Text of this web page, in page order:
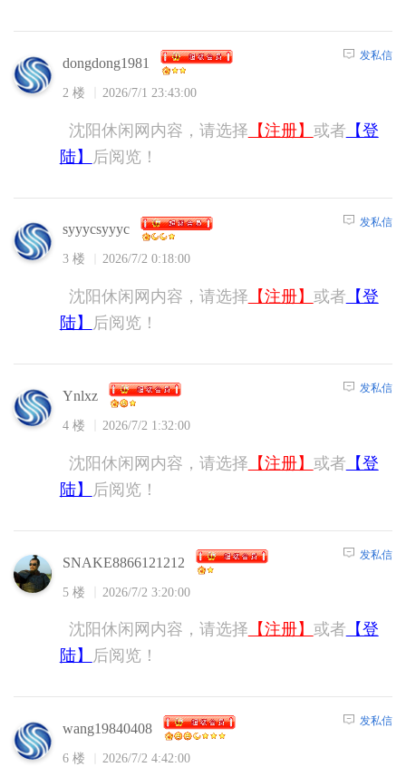
dongdong1981
2 楼 2026/7/1 23:43:00
发私信
沈阳休闲网内容，请选择 【注册】 或者 【登
陆】
后阅览！
syyycsyyyc
3 楼 2026/7/2 0:18:00
发私信
沈阳休闲网内容，请选择 【注册】 或者 【登
陆】
后阅览！
Ynlxz
4 楼 2026/7/2 1:32:00
发私信
沈阳休闲网内容，请选择 【注册】 或者 【登
陆】
后阅览！
SNAKE8866121212
5 楼 2026/7/2 3:20:00
发私信
沈阳休闲网内容，请选择 【注册】 或者 【登
陆】
后阅览！
wang19840408
6 楼 2026/7/2 4:42:00
发私信